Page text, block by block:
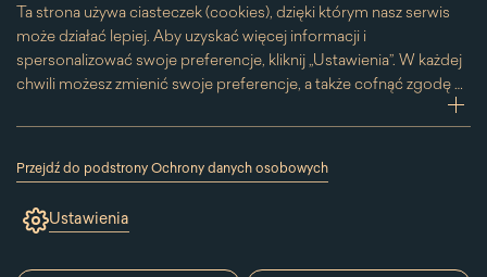
Ta strona używa ciasteczek (cookies), dzięki którym nasz serwis
może działać lepiej. Aby uzyskać więcej informacji i
spersonalizować swoje preferencje, kliknij „Ustawienia”. W każdej
chwili możesz zmienić swoje preferencje, a także cofnąć zgodę na
używanie plików cookie. Możesz to zrobić, klikając na podstronę
„Cookies” znajdującą się w stopce.
Przesuwając suwak w prawą stronę aktywujesz zgodę na
konkretne ciasteczko. Przesuwając suwak w lewą stronę
wyłączasz taką zgodę.
Przejdź do podstrony Ochrony danych osobowych
(link
się
oknie)
Ustawienia